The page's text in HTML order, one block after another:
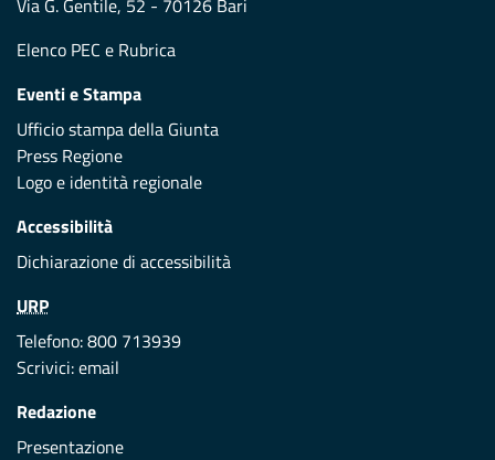
Via G. Gentile, 52 - 70126 Bari
Elenco PEC e Rubrica
Eventi e Stampa
Ufficio stampa della Giunta
Press Regione
Logo e identità regionale
Accessibilità
Dichiarazione di accessibilità
URP
Telefono: 800 713939
Scrivici:email
Redazione
Presentazione